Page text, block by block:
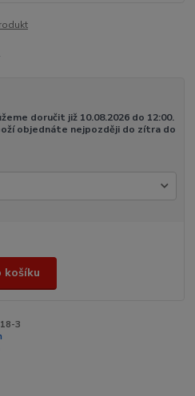
doručit již 10.08.2026 do 12:00.
objednáte nejpozději do zítra do
košíku
3